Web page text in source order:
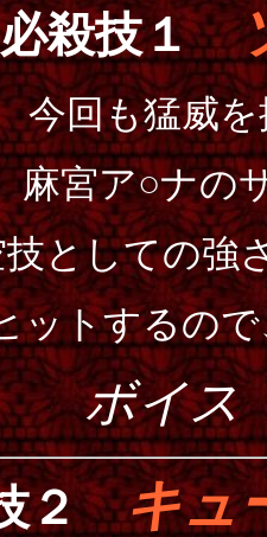
必殺技１
今回も猛威
麻宮ア○ナの
としての強
ットするの
ボイス
２キュ